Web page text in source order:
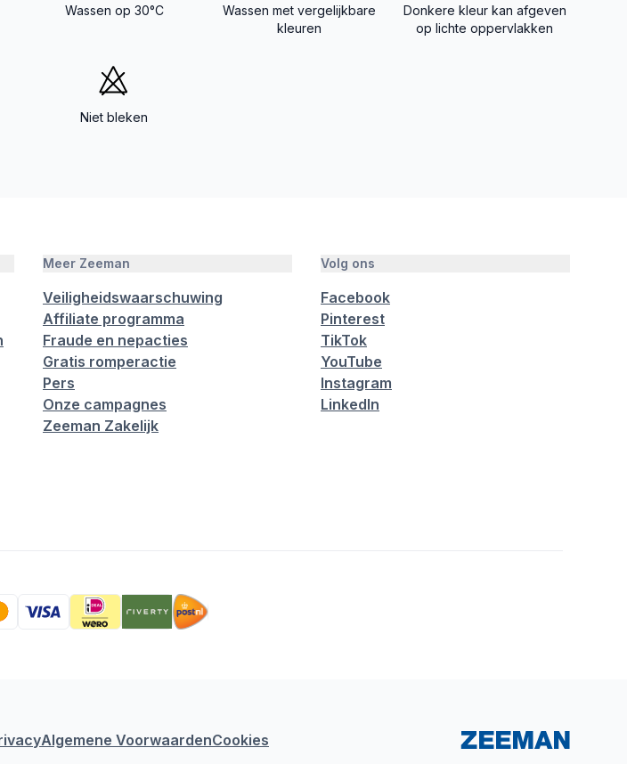
Wassen op 30°C
Wassen met vergelijkbare
kleuren
Donkere kleur kan afgeven
op lichte oppervlakken
Niet bleken
Meer Zeeman
Veiligheidswaarschuwing
Affiliate programma
Fraude en nepacties
Gratis romperactie
Pers
Onze campagnes
Zeeman Zakelijk
Volg ons
Facebook
Pinterest
TikTok
YouTube
Instagram
LinkedIn
Algemene VoorwaardenCookies